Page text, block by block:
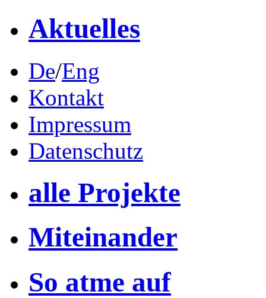
Aktuelles
De/Eng
Kontakt
Impressum
Datenschutz
alle Projekte
Miteinander
So atme auf